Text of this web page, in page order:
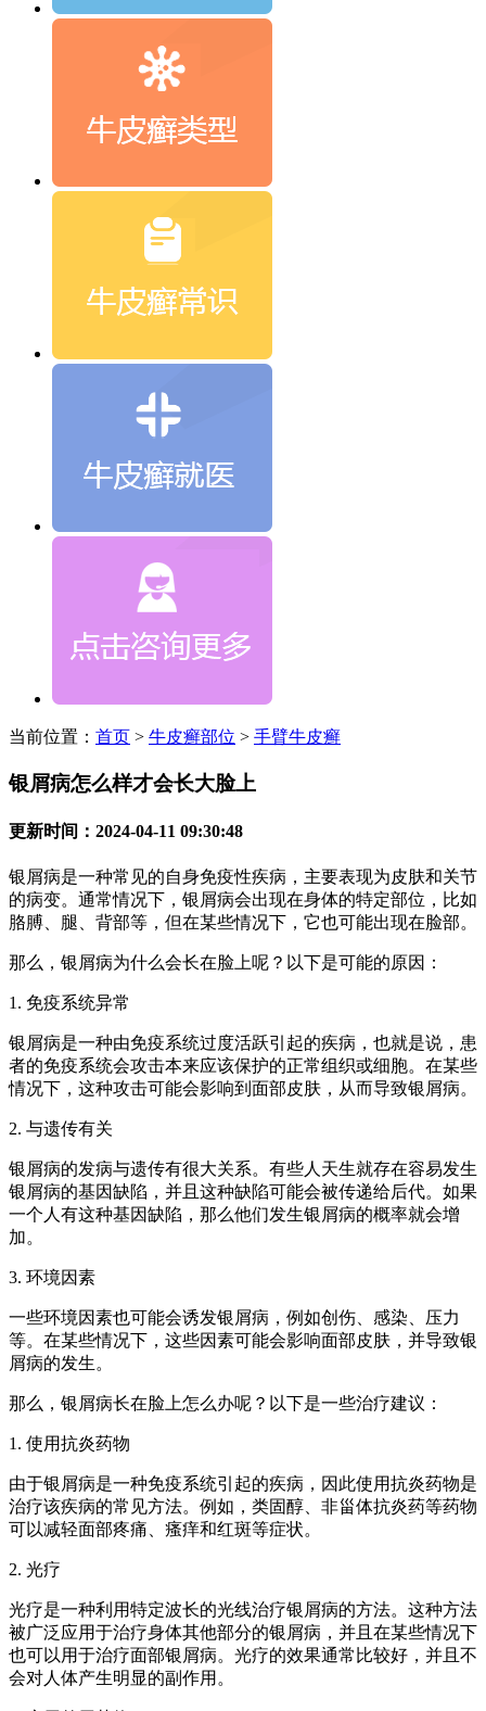
当前位置： 首页 > 牛皮癣部位 > 手臂牛皮癣
银屑病怎么样才会长大脸上
更新时间：2024-04-11 09:30:48
银屑病是一种常见的自身免疫性疾病，主要表现为皮肤和关节
的病变。通常情况下，银屑病会出现在身体的特定部位，比如
胳膊、腿、背部等，但在某些情况下，它也可能出现在脸部。
那么，银屑病为什么会长在脸上呢？以下是可能的原因：
1. 免疫系统异常
银屑病是一种由免疫系统过度活跃引起的疾病，也就是说，患
者的免疫系统会攻击本来应该保护的正常组织或细胞。在某些
情况下，这种攻击可能会影响到面部皮肤，从而导致银屑病。
2. 与遗传有关
银屑病的发病与遗传有很大关系。有些人天生就存在容易发生
银屑病的基因缺陷，并且这种缺陷可能会被传递给后代。如果
一个人有这种基因缺陷，那么他们发生银屑病的概率就会增
加。
3. 环境因素
一些环境因素也可能会诱发银屑病，例如创伤、感染、压力
等。在某些情况下，这些因素可能会影响面部皮肤，并导致银
屑病的发生。
那么，银屑病长在脸上怎么办呢？以下是一些治疗建议：
1. 使用抗炎药物
由于银屑病是一种免疫系统引起的疾病，因此使用抗炎药物是
治疗该疾病的常见方法。例如，类固醇、非甾体抗炎药等药物
可以减轻面部疼痛、瘙痒和红斑等症状。
2. 光疗
光疗是一种利用特定波长的光线治疗银屑病的方法。这种方法
被广泛应用于治疗身体其他部分的银屑病，并且在某些情况下
也可以用于治疗面部银屑病。光疗的效果通常比较好，并且不
会对人体产生明显的副作用。